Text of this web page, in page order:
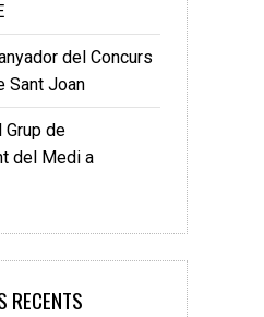
del Concurs
Sant Joan
Grup de
del Medi a
RECENTS